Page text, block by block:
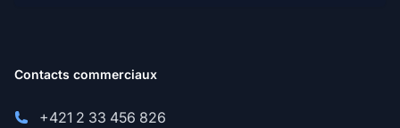
Contacts commerciaux
+421 2 33 456 826